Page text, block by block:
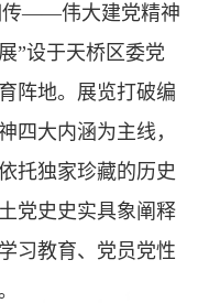
传——伟大建党精神
”设于天桥区委党
阵地。展览打破编
四大内涵为主线，
托独家珍藏的历史
党史史实具象阐释
习教育、党员党性